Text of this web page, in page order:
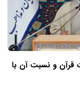
قرآن و نسبت آن با